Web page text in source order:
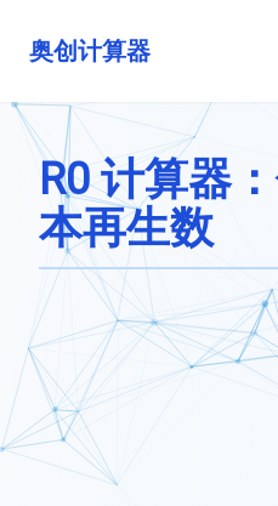
奥创计算器
R0 计算器
本再生数